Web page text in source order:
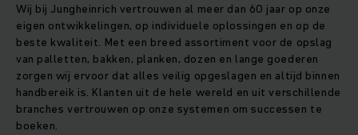
Wij bij Jungheinrich vertrouwen al meer dan 60 jaar op onze
eigen ontwikkelingen, op individuele oplossingen en op de
beste kwaliteit. Met een breed assortiment voor de opslag
van palletten, bakken, planken, dozen en lange goederen
zorgen wij ervoor dat alles veilig opgeslagen en altijd binnen
handbereik is. Klanten uit de hele wereld en uit verschillende
branches vertrouwen op onze systemen om successen te
boeken.